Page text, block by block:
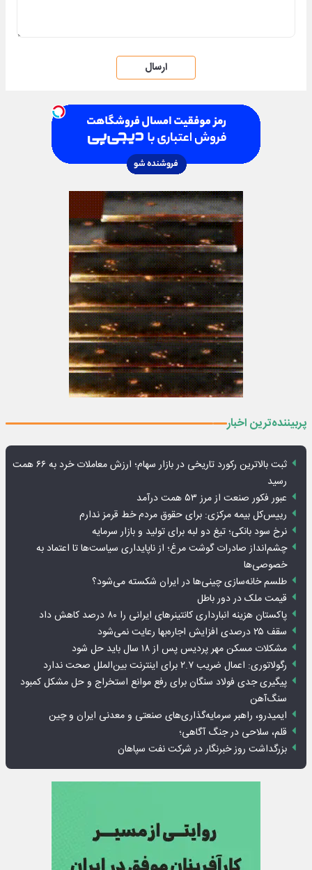
ارسال
پربیننده‌ترین اخبار
ثبت بالاترین رکورد تاریخی در بازار سهام؛ ارزش معاملات خرد به ۶۶ همت
رسید
عبور فکور صنعت از مرز ۵۳ همت درآمد
رییس‌کل بیمه مرکزی: برای حقوق مردم خط قرمز ندارم
نرخ سود بانکی؛ تیغ دو لبه برای تولید و بازار سرمایه
چشم‌انداز صادرات گوشت مرغ؛ از ناپایداری سیاست‌ها تا اعتماد به
خصوصی‌ها
طلسم خانه‌سازی چینی‌ها در ایران شکسته می‌شود؟
قیمت ملک در دور باطل
پاکستان هزینه انبارداری کانتینرهای ایرانی را ۸۰ درصد کاهش داد
سقف ۲۵ درصدی افزایش اجاره‌بها رعایت نمی‌شود
مشکلات مسکن مهر پردیس پس از ۱۸ سال باید حل شود
رگولاتوری: اعمال ضریب ۲.۷ برای اینترنت بین‌الملل صحت ندارد
پیگیری جدی فولاد سنگان برای رفع موانع استخراج و حل مشکل کمبود
سنگ‌آهن
ایمیدرو، راهبر سرمایه‌گذاری‌های صنعتی و معدنی ایران و چین
قلم، سلاحی در جنگ آگاهی؛
بزرگداشت روز خبرنگار در شرکت نفت سپاهان